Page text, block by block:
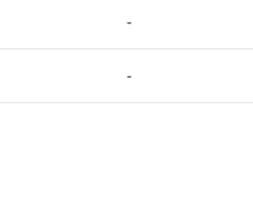
-
-